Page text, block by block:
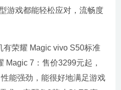
游戏都能轻松应对，流畅度
有荣耀 Magic vivo S50标准
Magic 7：售价3299元起，
能强劲，能很好地满足游戏